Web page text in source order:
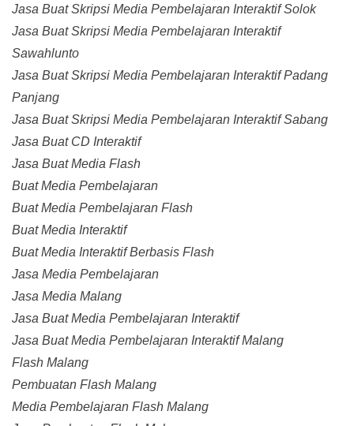
Jasa Buat Skripsi Media Pembelajaran Interaktif Solok
Jasa Buat Skripsi Media Pembelajaran Interaktif
Sawahlunto
Jasa Buat Skripsi Media Pembelajaran Interaktif Padang
Panjang
Jasa Buat Skripsi Media Pembelajaran Interaktif Sabang
Jasa Buat CD Interaktif
Jasa Buat Media Flash
Buat Media Pembelajaran
Buat Media Pembelajaran Flash
Buat Media Interaktif
Buat Media Interaktif Berbasis Flash
Jasa Media Pembelajaran
Jasa Media Malang
Jasa Buat Media Pembelajaran Interaktif
Jasa Buat Media Pembelajaran Interaktif Malang
Flash Malang
Pembuatan Flash Malang
Media Pembelajaran Flash Malang